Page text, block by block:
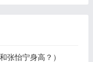
张怡宁身高？）